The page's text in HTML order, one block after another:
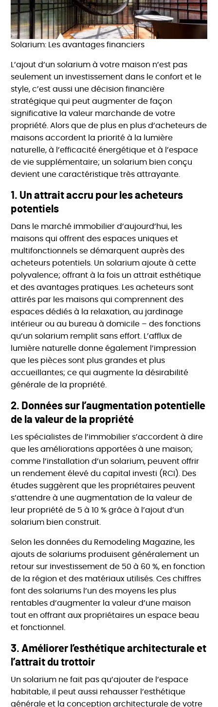
Solarium: Les avantages financiers
L’ajout d’un solarium à votre maison n’est pas
seulement un investissement dans le confort et le
style, c’est aussi une décision financière
stratégique qui peut augmenter de façon
significative la valeur marchande de votre
propriété. Alors que de plus en plus d’acheteurs de
maisons accordent la priorité à la lumière
naturelle, à l’efficacité énergétique et à l’espace
de vie supplémentaire; un solarium bien conçu
devient une caractéristique très attrayante.
1. Un attrait accru pour les acheteurs
potentiels
Dans le marché immobilier d’aujourd’hui, les
maisons qui offrent des espaces uniques et
multifonctionnels se démarquent auprès des
acheteurs potentiels. Un solarium ajoute à cette
polyvalence; offrant à la fois un attrait esthétique
et des avantages pratiques. Les acheteurs sont
attirés par les maisons qui comprennent des
espaces dédiés à la relaxation, au jardinage
intérieur ou au bureau à domicile – des fonctions
qu’un solarium remplit sans effort. L’afflux de
lumière naturelle donne également l’impression
que les pièces sont plus grandes et plus
accueillantes; ce qui augmente la désirabilité
générale de la propriété.
2. Données sur l’augmentation potentielle
de la valeur de la propriété
Les spécialistes de l’immobilier s’accordent à dire
que les améliorations apportées à une maison;
comme l’installation d’un solarium, peuvent offrir
un rendement élevé du capital investi (RCI). Des
études suggèrent que les propriétaires peuvent
s’attendre à une augmentation de la valeur de
leur propriété de 5 à 10 % grâce à l’ajout d’un
solarium bien construit.
Selon les données du Remodeling Magazine, les
ajouts de solariums produisent généralement un
retour sur investissement de 50 à 60 %, en fonction
de la région et des matériaux utilisés. Ces chiffres
font des solariums l’un des moyens les plus
rentables d’augmenter la valeur d’une maison
tout en offrant aux propriétaires un espace beau
et fonctionnel.
3. Améliorer l’esthétique architecturale et
l’attrait du trottoir
Un solarium ne fait pas qu’ajouter de l’espace
habitable, il peut aussi rehausser l’esthétique
générale et la conception architecturale de votre